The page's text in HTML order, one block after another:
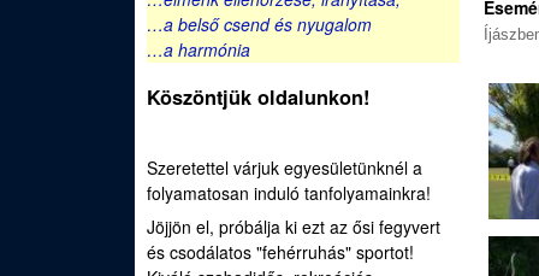
d
S
p
o
u…a belső csend és nyugalom
…a harmónia
Köszöntjük oldalunkon!
Szeretettel várjuk egyesületünknél a
folyamatosan induló tanfolyamainkra!
Jöjjön el, próbálja ki ezt az ősi fegyvert
és csodálatos "fehérruhás" sportot!